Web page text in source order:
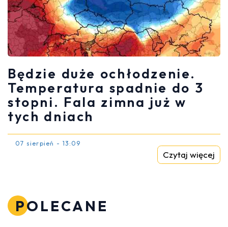
Będzie duże ochłodzenie.
Temperatura spadnie do 3
stopni. Fala zimna już w
tych dniach
07 sierpień - 13:09
Czytaj więcej
POLECANE